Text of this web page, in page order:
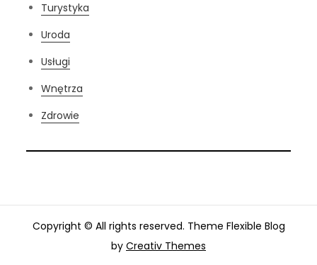
Turystyka
Uroda
Usługi
Wnętrza
Zdrowie
Copyright © All rights reserved. Theme Flexible Blog
by Creativ Themes